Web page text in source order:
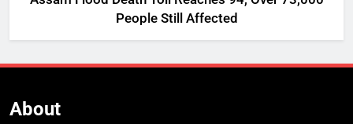
People Still Affected
About